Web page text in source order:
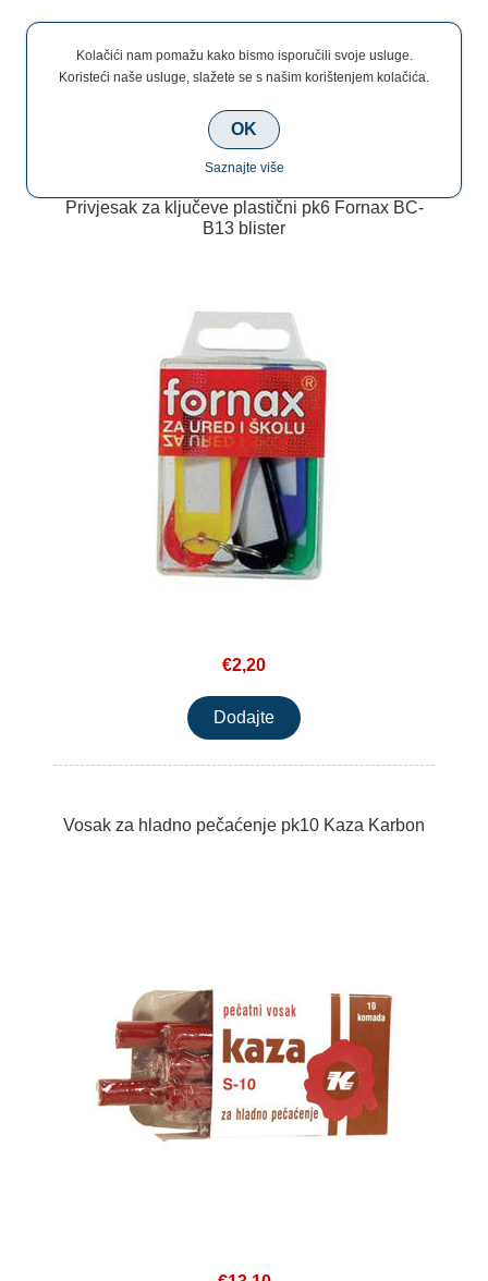
€13,50
Privjesak za ključeve plastični pk6 Fornax BC-
B13 blister
€2,20
Vosak za hladno pečaćenje pk10 Kaza Karbon
Kolačići nam pomažu kako bismo isporučili svoje usluge.
Koristeći naše usluge, slažete se s našim korištenjem kolačića.
OK
Saznajte više